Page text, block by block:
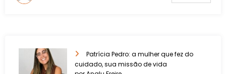
Patrícia Pedro: a mulher que fez do
cuidado, sua missão de vida